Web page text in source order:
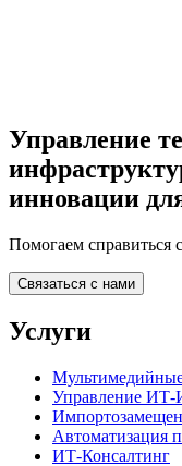
Управление
инновации
Помогаем справиться
Cвязаться с нами
Услуги
Управление ИТ-
Автоматизация
ИТ-Консалтинг